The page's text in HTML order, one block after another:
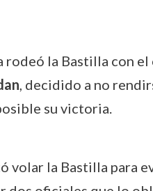
rodeó la Bastilla con
, decidido a no
su victoria.
volar la Bastilla para